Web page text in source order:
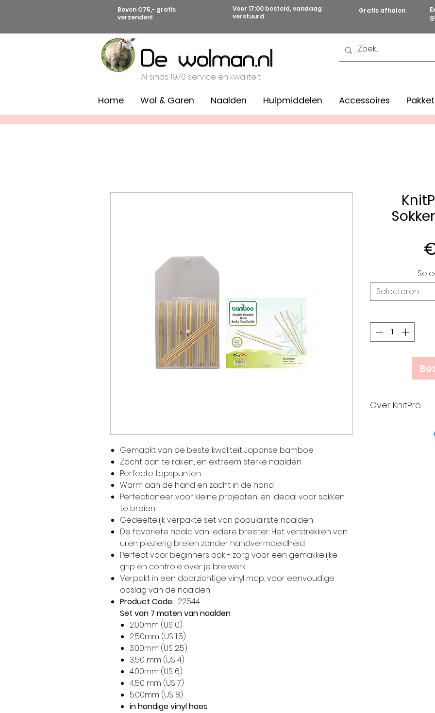
Boven €75,- gratis
verzenden!
Voor 17:00 besteld, vandaag
verstuurd
Gratis afhalen
Al sinds 1976 service en kwaliteit
Home Wol & Garen Naalden Hulpmiddelen Accessoires
Gemaakt van de beste kwaliteit Japanse bamboe
Zacht aan te raken, en extreem sterke naalden
Perfecte tapspunten
Warm aan de hand en zacht in de hand
Perfectioneer voor kleine projecten, en ideaal voor sokken
te breien
Gedeeltelijk verpakte set van populairste naalden
De favoriete naald van iedere breister: Het verstrekken van
uren plezierig breien zonder handvermoeidheid
Perfect voor beginners ook - zorg voor een gemakkelijke
grip en controle over je breiwerk
Verpakt in een doorzichtige vinyl map, voor eenvoudige
opslag van de naalden
Product Code: 22544
Set van 7 maten van naalden
2.00mm (US 0)
2,50mm (US 1,5)
3.00mm (US 2.5)
3,50 mm (US 4)
4.00mm (US 6)
4,50 mm (US 7)
5.00mm (US 8)
in handige vinyl hoes
Selecteren
Over KnitPro
ontwerp en